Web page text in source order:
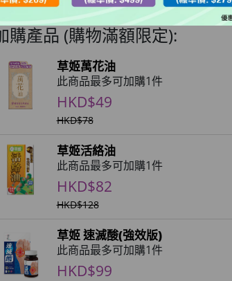
購產品 (購物滿額限定):
草姬萬花油
此商品最多可加購1件
HKD$49
HKD$78
草姬活絡油
此商品最多可加購1件
HKD$82
HKD$128
草姬 速滅酸(強效版)
此商品最多可加購1件
HKD$99